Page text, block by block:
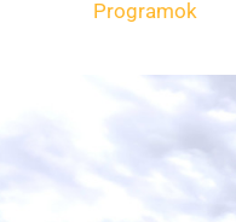
Programok